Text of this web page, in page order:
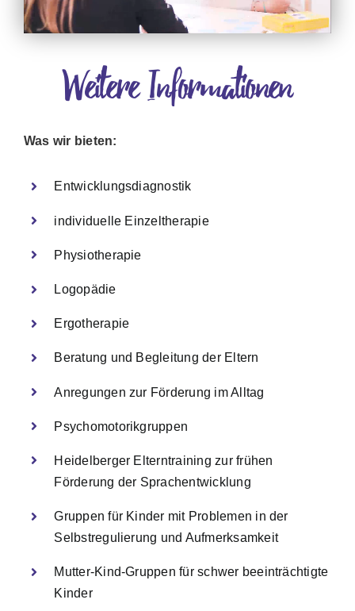
Weitere Informationen
Was wir bieten:
Entwicklungsdiagnostik
individuelle Einzeltherapie
Physiotherapie
Logopädie
Ergotherapie
Beratung und Begleitung der Eltern
Anregungen zur Förderung im Alltag
Psychomotorikgruppen
Heidelberger Elterntraining zur frühen
Förderung der Sprachentwicklung
Gruppen für Kinder mit Problemen in der
Selbstregulierung und Aufmerksamkeit
Mutter-Kind-Gruppen für schwer beeinträchtigte
Kinder